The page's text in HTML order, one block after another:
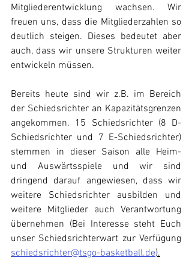
Mitgliederentwicklung wachsen. Wir
freuen uns, dass die Mitgliederzahlen so
deutlich steigen. Dieses bedeutet aber
auch, dass wir unsere Strukturen weiter
entwickeln müssen.
Bereits heute sind wir z.B. im Bereich
der Schiedsrichter an Kapazitätsgrenzen
angekommen. 15 Schiedsrichter (8 D-
Schiedsrichter und 7 E-Schiedsrichter)
stemmen in dieser Saison alle Heim-
und Auswärtsspiele und wir sind
dringend darauf angewiesen, dass wir
weitere Schiedsrichter ausbilden und
weitere Mitglieder auch Verantwortung
übernehmen (Bei Interesse steht Euch
schiedsrichter@tsgo-basketball.de).